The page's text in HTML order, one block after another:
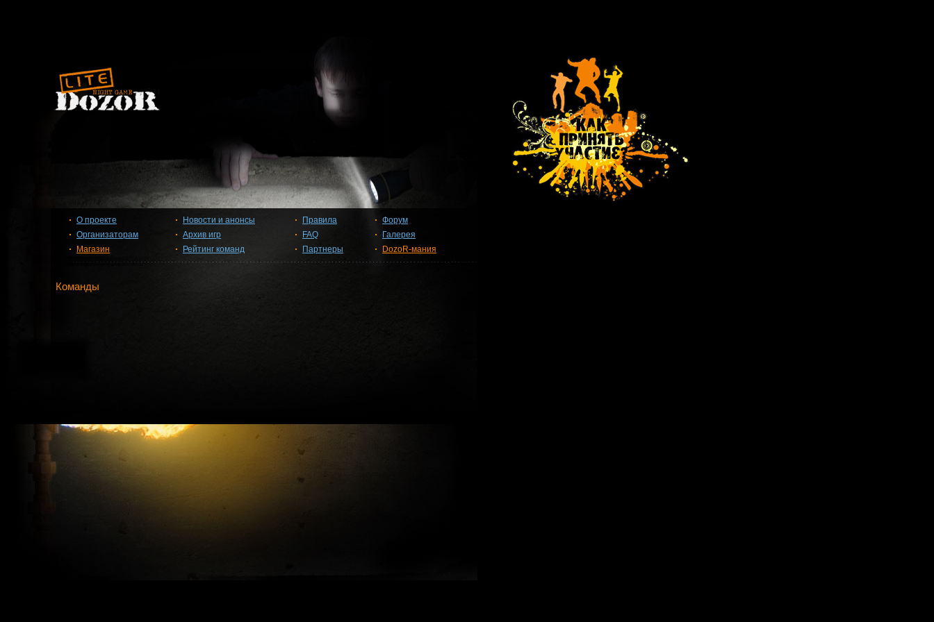
О проекте
Организаторам
Магазин
Новости и анонсы
Архив игр
Рейтинг команд
Правила
FAQ
Партнеры
Форум
Галерея
DozoR-мания
Команды